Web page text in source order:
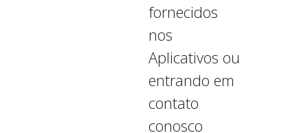
fornecidos
nos
Aplicativos ou
entrando em
contato
conosco